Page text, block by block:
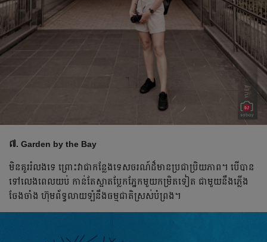
៧. Garden by the Bay
មិន​គួរ​រំលង​ទេ ព្រោះ​​វា​​ជា​កន្លែង​ទេសចរណ៍​ដ៏​មាន​ប្រជាប្រិយភាព​។ បើ​​បាន​
ទៅ​លេង​ពេល​យប់​ កាន់​តែ​ស្អាត​ប្លែក​ភ្នែក​មួយ​កម្រិត​ទៀត ជាមួយ​នឹង​ភ្លើង​
ចែងចាំង​ ហ៊ុមព័ទ្ធ​លាយឡំ​នឹង​ធម្មជាតិ​ស្រស់​បំព្រង។​